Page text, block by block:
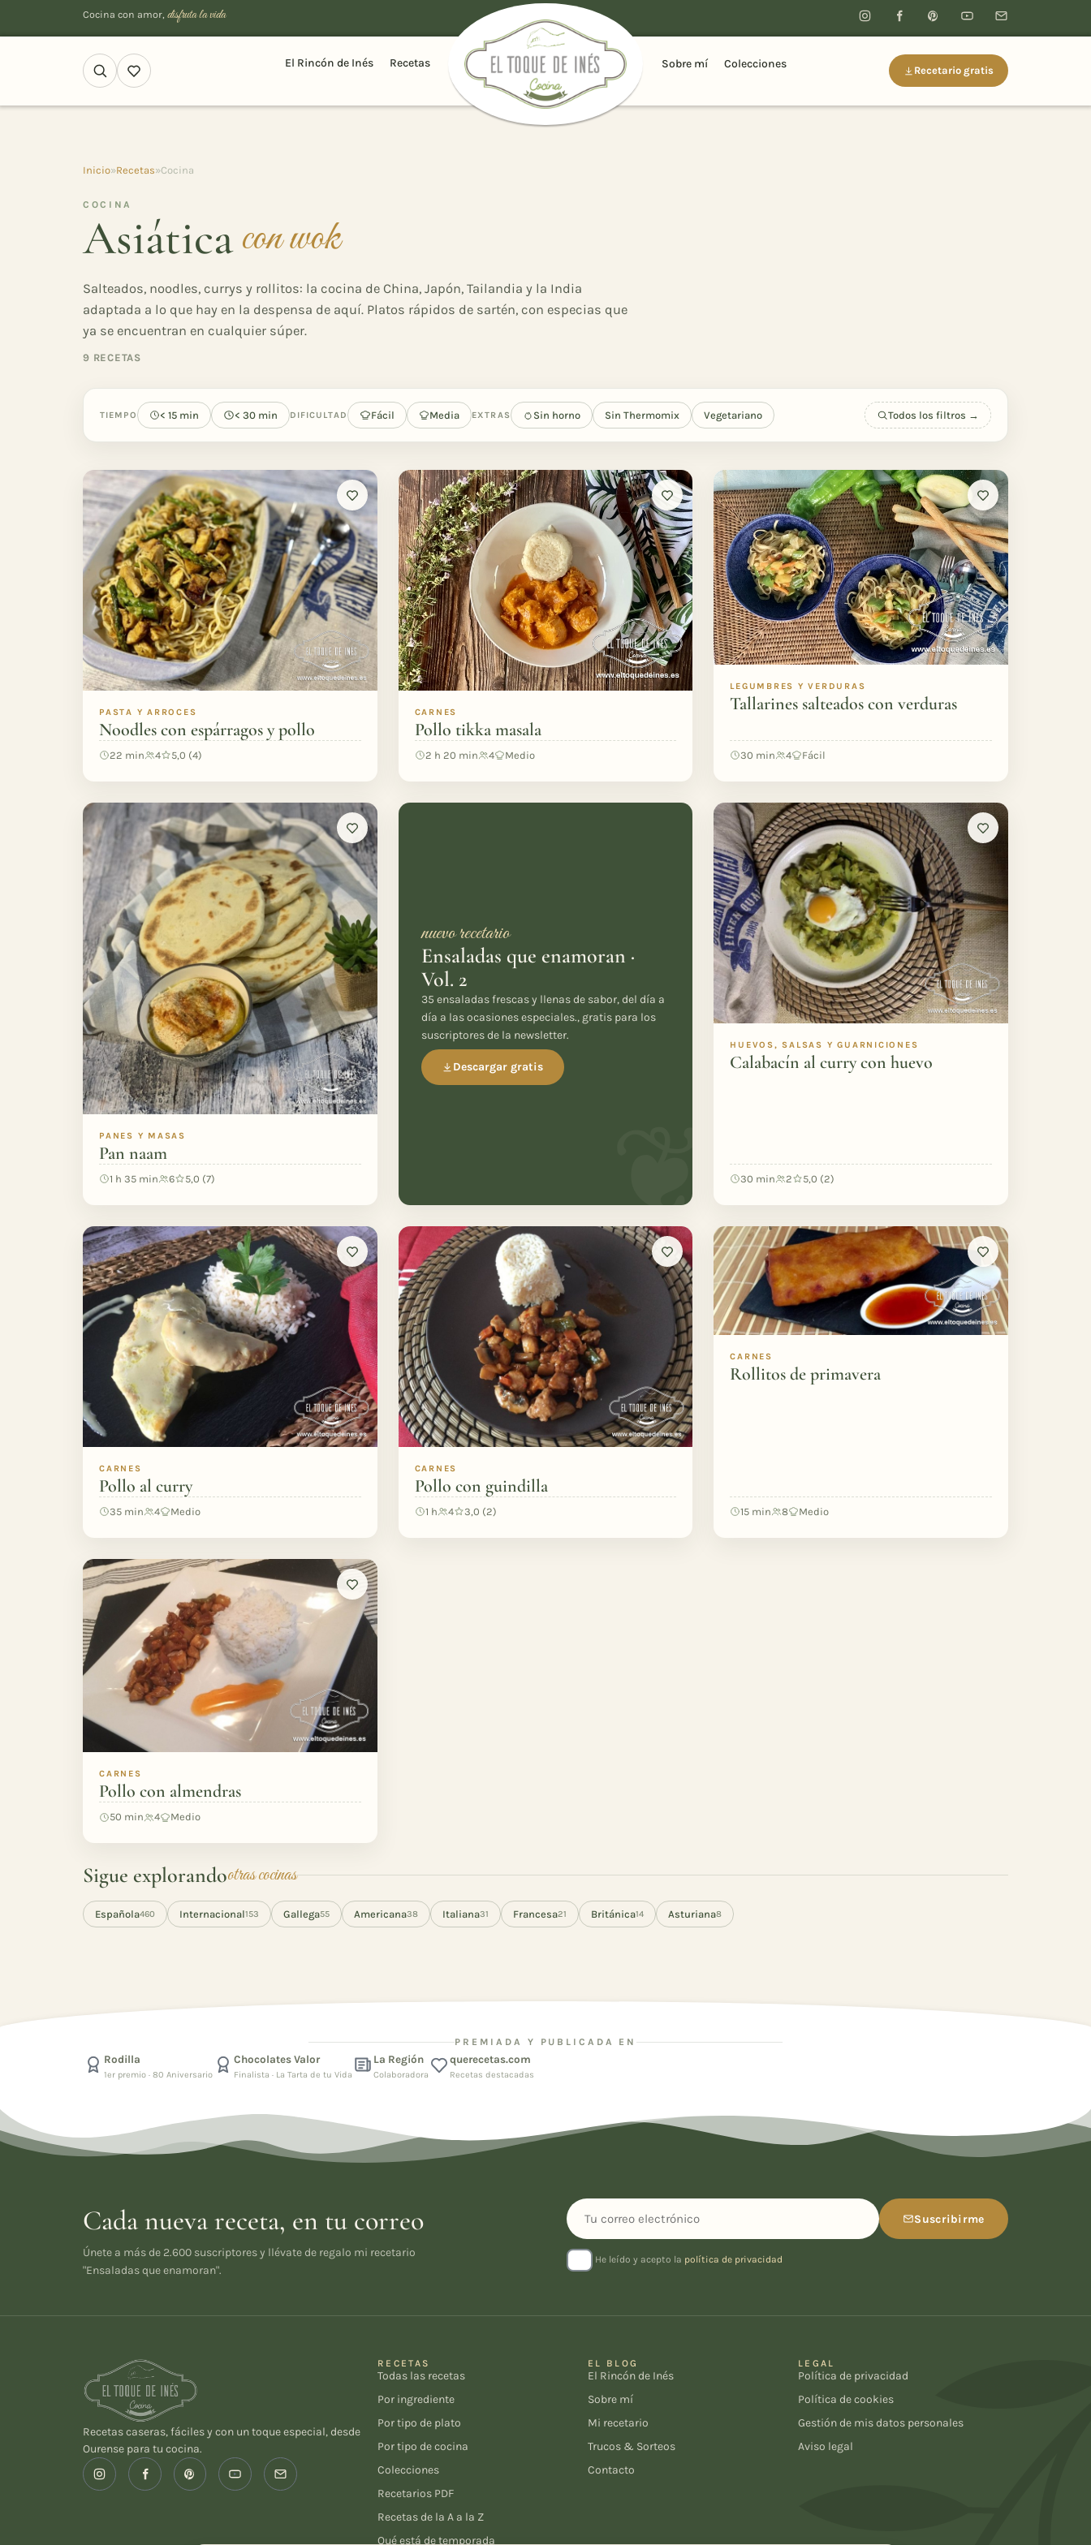
Cocina con amor, disfruta la vida
El Rincón de Inés Recetas Sobre mí Colecciones Recetario gratis
Inicio»Recetas»Cocina
COCINA
Asiáticacon wok
Salteados, noodles, currys y rollitos: la cocina de China, Japón, Tailandia y la India
adaptada a lo que hay en la despensa de aquí. Platos rápidos de sartén, con especias que
ya se encuentran en cualquier súper.
9 RECETAS
TIEMPO < 15 min < 30 min DIFICULTAD Fácil Media EXTRAS Sin horno Sin Thermomix Vegetariano Todos los filtros →
PASTA Y ARROCES
Noodles con espárragos y pollo
22 min 4 5,0 (4)
CARNES
Pollo tikka masala
2 h 20 min 4 Medio
LEGUMBRES Y VERDURAS
Tallarines salteados con verduras
30 min 4 Fácil
PANES Y MASAS
Pan naam
1 h 35 min 6 5,0 (7)
nuevo recetario
Ensaladas que enamoran ·
Vol. 2
35 ensaladas frescas y llenas de sabor, del día a
día a las ocasiones especiales., gratis para los
suscriptores de la newsletter.
Descargar gratis
HUEVOS, SALSAS Y GUARNICIONES
Calabacín al curry con huevo
30 min 2 5,0 (2)
CARNES
Pollo al curry
35 min 4 Medio
CARNES
Pollo con guindilla
1 h 4 3,0 (2)
CARNES
Rollitos de primavera
15 min 8 Medio
CARNES
Pollo con almendras
50 min 4 Medio
Sigue explorandootras cocinas
Española460 Internacional153 Gallega55 Americana38 Italiana31 Francesa21 Británica14 Asturiana8
PREMIADA Y PUBLICADA EN
Rodilla
1er premio · 80 Aniversario
Chocolates Valor
Finalista · La Tarta de tu Vida
La Región
Colaboradora
querecetas.com
Recetas destacadas
Cada nueva receta, en tu correo
Únete a más de 2.600 suscriptores y llévate de regalo mi recetario
"Ensaladas que enamoran".
Suscribirme
He leído y acepto la política de privacidad
Recetas caseras, fáciles y con un toque especial, desde
Ourense para tu cocina.
RECETAS
Todas las recetas
Por ingrediente
Por tipo de plato
Por tipo de cocina
Colecciones
Recetarios PDF
Recetas de la A a la Z
Qué está de temporada
EL BLOG
El Rincón de Inés
Sobre mí
Mi recetario
Trucos & Sorteos
Contacto
LEGAL
Política de privacidad
Política de cookies
Gestión de mis datos personales
Aviso legal